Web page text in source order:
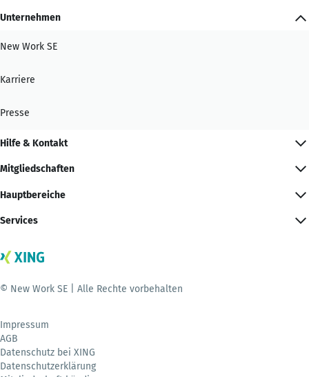
Unternehmen
New Work SE
Karriere
Presse
Hilfe & Kontakt
Mitgliedschaften
Hauptbereiche
Services
© New Work SE | Alle Rechte vorbehalten
Impressum
AGB
Datenschutz bei XING
Datenschutzerklärung